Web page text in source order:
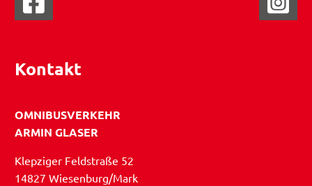
Kontakt
OMNIBUSVERKEHR
ARMIN GLASER
Klepziger Feldstraße 52
14827 Wiesenburg/Mark